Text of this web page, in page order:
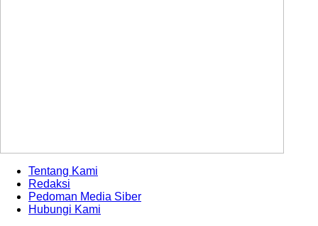
Tentang Kami
Redaksi
Pedoman Media Siber
Hubungi Kami